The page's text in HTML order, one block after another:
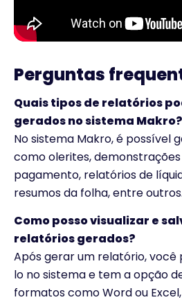
Perguntas
Quais tipos de relatórios
gerados no sistema Makro?
No sistema Makro, é possível
como olerites,
pagamento, relatórios de
resumos da folha, entre outros.
Como posso visualizar e
relatórios gerados?
Após gerar um relatório, você
lo no sistema e tem a opção
formatos como Word ou